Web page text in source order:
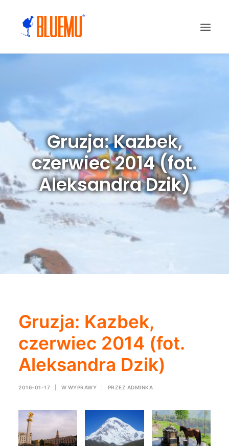
Gruzja: Kazbek,
czerwiec 2014 (fot.
Aleksandra Dzik)
Gruzja: Kazbek,
czerwiec 2014 (fot.
Aleksandra Dzik)
2016-01-17 W WYPRAWY PRZEZ ADMINKA